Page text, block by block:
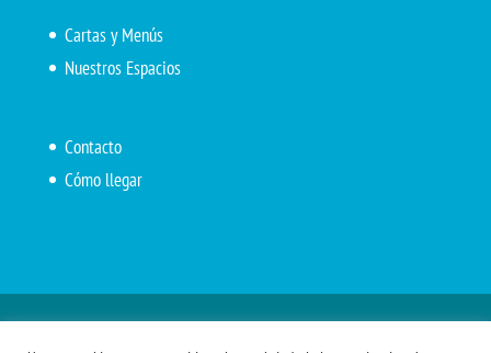
Cartas y Menús
Nuestros Espacios
Contacto
Cómo llegar